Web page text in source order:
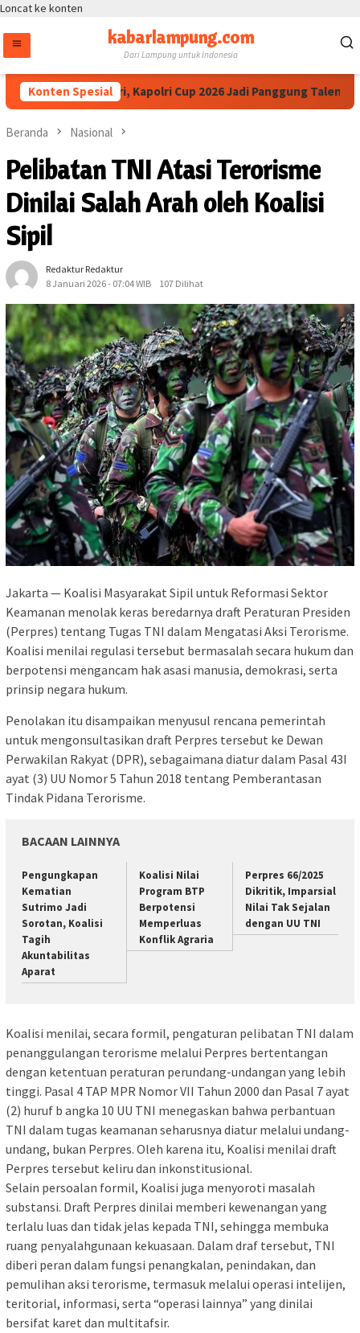
Loncat ke konten
kabarlampung.com
Dari Lampung untuk Indonesia
Konten Spesial
Apresiasi Polri, Kapolri Cup 2026 Jadi Panggung Talenta dari
Beranda Nasional
Pelibatan TNI Atasi Terorisme
Dinilai Salah Arah oleh Koalisi
Sipil
Redaktur Redaktur
8 Januari 2026 - 07:04 WIB
107 Dilihat
Jakarta — Koalisi Masyarakat Sipil untuk Reformasi Sektor
Keamanan menolak keras beredarnya draft Peraturan Presiden
(Perpres) tentang Tugas TNI dalam Mengatasi Aksi Terorisme.
Koalisi menilai regulasi tersebut bermasalah secara hukum dan
berpotensi mengancam hak asasi manusia, demokrasi, serta
prinsip negara hukum.
Penolakan itu disampaikan menyusul rencana pemerintah
untuk mengonsultasikan draft Perpres tersebut ke Dewan
Perwakilan Rakyat (DPR), sebagaimana diatur dalam Pasal 43I
ayat (3) UU Nomor 5 Tahun 2018 tentang Pemberantasan
Tindak Pidana Terorisme.
BACAAN LAINNYA
Pengungkapan
Kematian
Sutrimo Jadi
Sorotan, Koalisi
Tagih
Akuntabilitas
Aparat
Koalisi Nilai
Program BTP
Berpotensi
Memperluas
Konflik Agraria
Perpres 66/2025
Dikritik, Imparsial
Nilai Tak Sejalan
dengan UU TNI
Koalisi menilai, secara formil, pengaturan pelibatan TNI dalam
penanggulangan terorisme melalui Perpres bertentangan
dengan ketentuan peraturan perundang-undangan yang lebih
tinggi. Pasal 4 TAP MPR Nomor VII Tahun 2000 dan Pasal 7 ayat
(2) huruf b angka 10 UU TNI menegaskan bahwa perbantuan
TNI dalam tugas keamanan seharusnya diatur melalui undang-
undang, bukan Perpres. Oleh karena itu, Koalisi menilai draft
Perpres tersebut keliru dan inkonstitusional.
Selain persoalan formil, Koalisi juga menyoroti masalah
substansi. Draft Perpres dinilai memberi kewenangan yang
terlalu luas dan tidak jelas kepada TNI, sehingga membuka
ruang penyalahgunaan kekuasaan. Dalam draf tersebut, TNI
diberi peran dalam fungsi penangkalan, penindakan, dan
pemulihan aksi terorisme, termasuk melalui operasi intelijen,
teritorial, informasi, serta “operasi lainnya” yang dinilai
bersifat karet dan multitafsir.